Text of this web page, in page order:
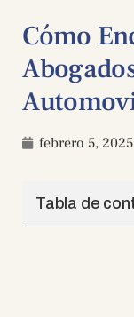
Cómo
febrero 5, 2025
Tabla de